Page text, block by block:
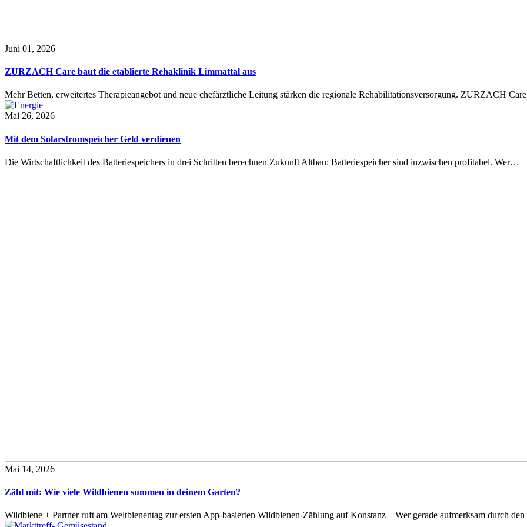
Juni 01, 2026
ZURZACH Care baut die etablierte Rehaklinik Limmattal aus
Mehr Betten, erweitertes Therapieangebot und neue chefärztliche Leitung stärken die regionale Rehabilitationsversorgung. ZURZACH
Mai 26, 2026
Mit dem Solarstromspeicher Geld verdienen
Die Wirtschaftlichkeit des Batteriespeichers in drei Schritten berechnen Zukunft Altbau: Batteriespeicher sind inzwischen profitabel. Wer…
Mai 14, 2026
Zähl mit: Wie viele Wildbienen summen in deinem Garten?
Wildbiene + Partner ruft am Weltbienentag zur ersten App-basierten Wildbienen-Zählung auf Konstanz – Wer gerade aufmerksam durch